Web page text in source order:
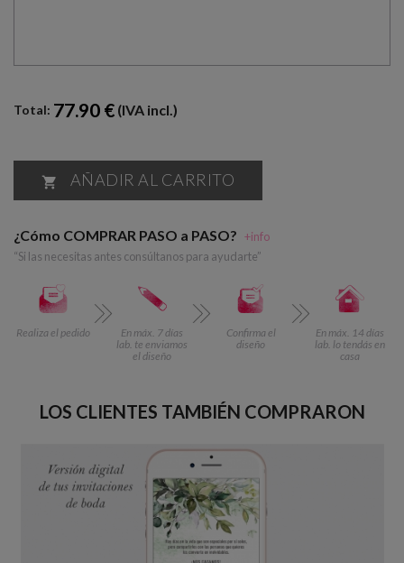
Total: 77.90 € (IVA incl.)
 AÑADIR AL CARRITO
¿Cómo COMPRAR PASO a PASO? +info
“Si las necesitas antes consúltanos para ayudarte”
Realiza el pedido
En máx. 7 días
lab. te enviamos
el diseño
Confirma el
diseño
En máx. 14 días
lab. lo tendás en
casa
LOS CLIENTES TAMBIÉN COMPRARON